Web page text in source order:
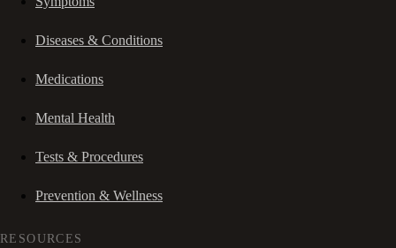
Diseases & Conditions
Medications
Mental Health
Tests & Procedures
Prevention & Wellness
RESOURCES